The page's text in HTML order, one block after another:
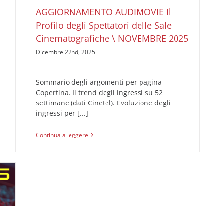
AGGIORNAMENTO AUDIMOVIE Il
Profilo degli Spettatori delle Sale
Cinematografiche \ NOVEMBRE 2025
Dicembre 22nd, 2025
Sommario degli argomenti per pagina
Copertina. Il trend degli ingressi su 52
settimane (dati Cinetel). Evoluzione degli
ingressi per [...]
Continua a leggere